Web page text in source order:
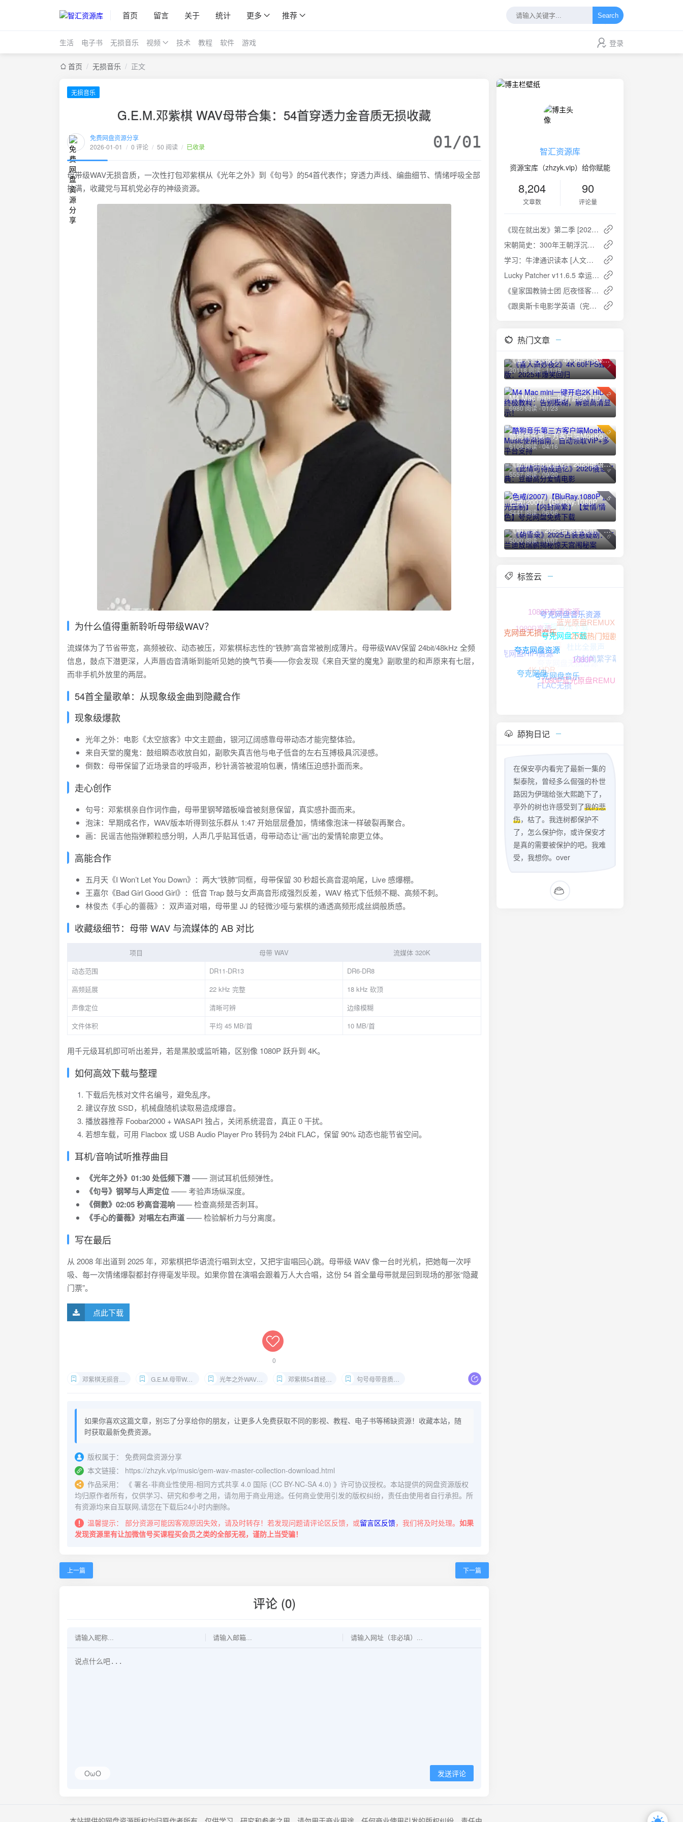
首页 留言 关于 统计 更多 推荐 Search
生活 电子书 无损音乐 视频 技术 教程 软件 游戏 登录
首页 / 无损音乐 / 正文
无损音乐
G.E.M.邓紫棋 WAV母带合集：54首穿透力金音质无损收藏
免费网盘资源分享
2026-01-01 / 0 评论 / 50 阅读 / 已收录 01/01
母带级WAV无损音质，一次性打包邓紫棋从《光年之外》到《句号》的54首代表作；穿透力声线、编曲细节、情绪呼吸全部
拉满，收藏党与耳机党必存的神级资源。
为什么值得重新聆听母带级WAV？
流媒体为了节省带宽，高频被砍、动态被压，邓紫棋标志性的“铁肺”高音常被削成薄片。母带级WAV保留 24bit/48kHz 全频
信息，鼓点下潜更深，人声唇齿音清晰到能听见她的换气节奏——你会发现《来自天堂的魔鬼》副歌里的和声原来有七层，
而非手机外放里的两层。
54首全量歌单：从现象级金曲到隐藏合作
现象级爆款
光年之外：电影《太空旅客》中文主题曲，银河辽阔感靠母带动态才能完整体验。
来自天堂的魔鬼：鼓组瞬态收放自如，副歌失真吉他与电子低音的左右互搏极具沉浸感。
倒数：母带保留了近场录音的呼吸声，秒针滴答被混响包裹，情绪压迫感扑面而来。
走心创作
句号：邓紫棋亲自作词作曲，母带里钢琴踏板噪音被刻意保留，真实感扑面而来。
泡沫：早期成名作，WAV版本听得到弦乐群从 1:47 开始层层叠加，情绪像泡沫一样破裂再聚合。
画：民谣吉他指弹颗粒感分明，人声几乎贴耳低语，母带动态让“画”出的爱情轮廓更立体。
高能合作
五月天《I Won’t Let You Down》：两大“铁肺”同框，母带保留 30 秒超长高音混响尾，Live 感爆棚。
王嘉尔《Bad Girl Good Girl》：低音 Trap 鼓与女声高音形成强烈反差，WAV 格式下低频不糊、高频不刺。
林俊杰《手心的蔷薇》：双声道对唱，母带里 JJ 的轻微沙哑与紫棋的通透高频形成丝绸般质感。
收藏级细节：母带 WAV 与流媒体的 AB 对比
项目 母带 WAV
流媒体 320K
动态范围
DR11-DR13
DR6-DR8
高频延展
22 kHz 完整
18 kHz 砍顶
声像定位
清晰可辨
边缘模糊
文件体积
平均 45 MB/首 10 MB/首
用千元级耳机即可听出差异，若是黑胶或监听箱，区别像 1080P 跃升到 4K。
如何高效下载与整理
下载后先核对文件名编号，避免乱序。
建议存放 SSD，机械盘随机读取易造成爆音。
播放器推荐 Foobar2000 + WASAPI 独占，关闭系统混音，真正 0 干扰。
若想车载，可用 Flacbox 或 USB Audio Player Pro 转码为 24bit FLAC，保留 90% 动态也能节省空间。
耳机/音响试听推荐曲目
《光年之外》01:30 处低频下潜—— 测试耳机低频弹性。
《句号》钢琴与人声定位—— 考验声场纵深度。
《倒數》02:05 秒高音混响—— 检查高频是否刺耳。
《手心的蔷薇》对唱左右声道—— 检验解析力与分离度。
写在最后
从 2008 年出道到 2025 年，邓紫棋把华语流行唱到太空，又把宇宙唱回心跳。母带级 WAV 像一台时光机，把她每一次呼
吸、每一次情绪爆裂都封存得毫发毕现。如果你曾在演唱会跟着万人大合唱，这份 54 首全量母带就是回到现场的那张“隐藏
门票”。
点此下载
0
邓紫棋无损音源下载 G.E.M.母带WAV合集 光年之外WAV下载 邓紫棋54首经典歌曲 句号母带音质试听
如果你喜欢这篇文章，别忘了分享给你的朋友，让更多人免费获取不同的影视、教程、电子书等稀缺资源！收藏本站，随
时获取最新免费资源。
版权属于：
免费网盘资源分享
本文链接：
https://zhzyk.vip/music/gem-wav-master-collection-download.html
作品采用：
《 署名-非商业性使用-相同方式共享 4.0 国际 (CC BY-NC-SA 4.0) 》许可协议授权。本站提供的网盘资源版权
均归原作者所有，仅供学习、研究和参考之用，请勿用于商业用途。任何商业使用引发的版权纠纷，责任由使用者自行承担。所
有资源均来自互联网,请您在下载后24小时内删除。
温馨提示：
部分资源可能因客观原因失效，请及时转存！若发现问题请评论区反馈，或留言区反馈，我们将及时处理。 如果
发现资源里有让加微信号买课程买会员之类的全部无视，谨防上当受骗！
上一篇 下一篇
评论 (0)
OωO 发送评论
智汇资源库
资源宝库（zhzyk.vip）给你赋能
8,204
文章数
90
评论量
《现在就出发》第二季 [2024] - 沈腾家族欢乐野游，探索自然秘境
宋朝简史：300年王朝浮沉与文化巅峰 [历史传记]
学习：牛津通识读本 [人文社科] [PDF+全格式]：探索学习的本质与心理学奥秘
Lucky Patcher v11.6.5 幸运破解器：安卓去广告破解神器最新版
《皇家国教骑士团 厄夜怪客》漫画 10卷全[mobi]夸克网盘高速下载+免费资源
《跟奥斯卡电影学英语（完结）》夸克网盘高速下载+免费资源
热门文章
1
《喜人奇妙夜2》4K 60FPS臻彩版：2025年爆笑回归
20118 阅读 - 11/19
2
M4 Mac mini一键开启2K HiDPI终极教程：告别模糊，解锁高清显示！
6980 阅读 - 01/23
3
酷狗音乐第三方客户端MoeKoe Music使用指南：自动领取VIP+多平台支持
6109 阅读 - 04/16
4
《此情可待成追忆》2020俄语经典：豆瓣高分爱情电影
5557 阅读 - 09/20
5
色戒(2007)【BluRay.1080P 蓝光压制】【内封简繁】【爱情/情色】夸克网盘免费下载
5441 阅读 - 06/06
6
《朝雪录》2025古装悬疑剧：李兰迪敖瑞鹏揭秘惊天宫闱秘案
5000 阅读 - 10/07
标签云
夸克网盘无损音乐
夸克网盘资源
夸克网盘下载
夸克网盘音乐资源
1080P高清资源
1080P高清
夸克网盘HIFI资源
夸克网盘
夸克网盘音乐
2025热门短剧
蓝光原盘REMUX
无损音乐下载
中文字幕
FLAC无损
1080P蓝光原盘REMUX
内封简繁字幕
杜比全景声
夸克网盘无损音源
舔狗日记
在保安亭内看完了最新一集的
梨泰院，曾经多么倔强的朴世
路因为伊瑞给张大熙跪下了，
亭外的树也许感受到了我的悲
伤，枯了。我连树都保护不
了，怎么保护你，或许保安才
是真的需要被保护的吧。我难
受，我想你。over